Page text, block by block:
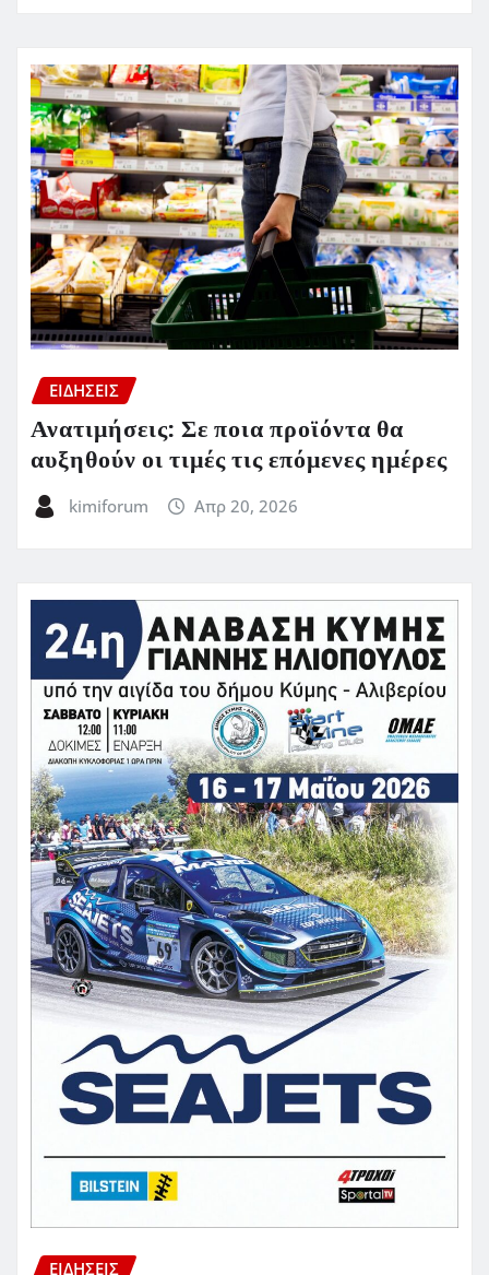
ΕΙΔΗΣΕΙΣ
Ανατιμήσεις: Σε ποια προϊόντα θα
αυξηθούν οι τιμές τις επόμενες ημέρες
kimiforum Απρ 20, 2026
ΕΙΔΗΣΕΙΣ